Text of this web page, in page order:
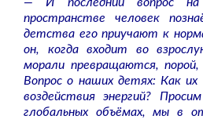
— И последний вопрос
пространстве человек
детства его приучают к
он, когда входит во
морали превращаются,
Вопрос о наших детях: Как их
воздействия энергий?
глобальных объёмах, мы в